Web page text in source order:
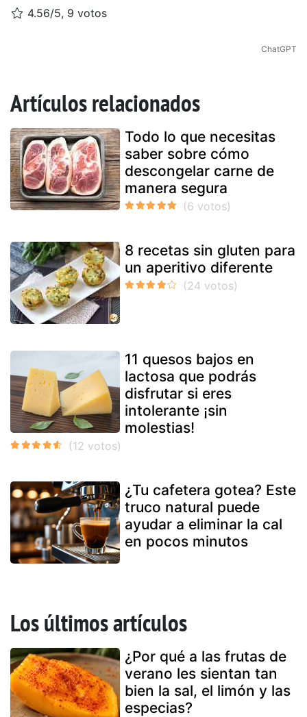
4.56/5, 9 votos
ChatGPT
Artículos relacionados
Todo lo que necesitas
saber sobre cómo
descongelar carne de
manera segura
8 recetas sin gluten para
un aperitivo diferente
11 quesos bajos en
lactosa que podrás
disfrutar si eres
intolerante ¡sin
molestias!
¿Tu cafetera gotea? Este
truco natural puede
ayudar a eliminar la cal
en pocos minutos
Los últimos artículos
¿Por qué a las frutas de
verano les sientan tan
bien la sal, el limón y las
especias?